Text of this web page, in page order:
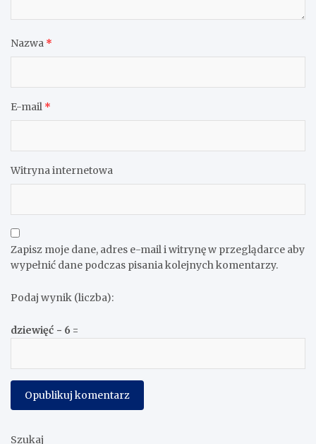
Nazwa *
E-mail *
Witryna internetowa
Zapisz moje dane, adres e-mail i witrynę w przeglądarce aby
wypełnić dane podczas pisania kolejnych komentarzy.
Podaj wynik (liczba):
dziewięć − 6 =
Szukaj